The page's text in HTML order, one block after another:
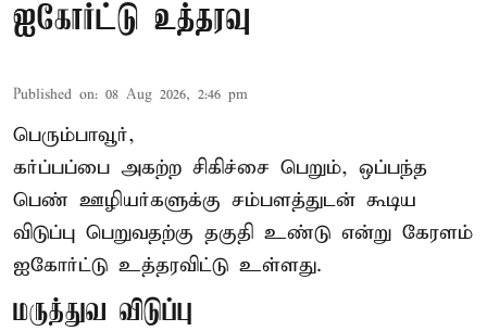
ஐகோர்ட்டு உத்தரவு
Published on: 08 Aug 2026, 2:46 pm
பெரும்பாவூர்,
கர்ப்பப்பை அகற்ற சிகிச்சை பெறும், ஒப்பந்த
பெண் ஊழியர்களுக்கு சம்பளத்துடன் கூடிய
விடுப்பு பெறுவதற்கு தகுதி உண்டு என்று கேரளம்
ஐகோர்ட்டு உத்தரவிட்டு உள்ளது.
மருத்துவ விடுப்பு